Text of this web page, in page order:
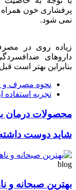
پرفشاری خون همراه
نمی شود.
زیاده روی در
داروهای
بنابراین بهتر
نحوه مصرف و
تجربه استفاده
محصولات درمان
شاید دوست
blog
بهترین صبحانه و